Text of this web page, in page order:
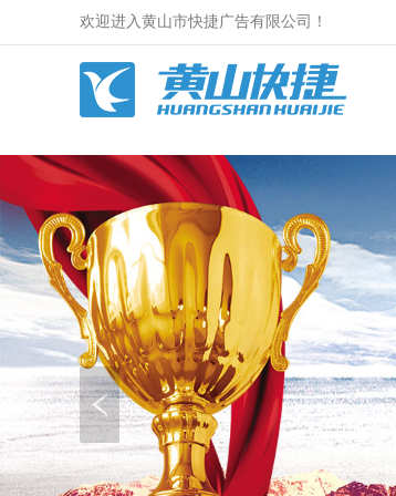
欢迎进入黄山市快捷广告有限公司！